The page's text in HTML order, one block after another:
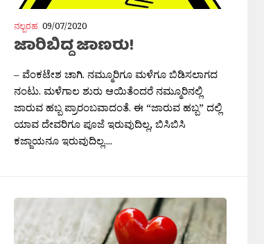
ನಲ್ಬರಹ 09/07/2020
ಜಾರಿಬಿದ್ದ ಜಾಣರು!
– ವೆಂಕಟೇಶ ಚಾಗಿ. ನಮ್ಮೂರಿಗೂ ಮಳೆಗೂ ಬಿಡಿಸಲಾಗದ
ನಂಟು. ಮಳೆಗಾಲ ಶುರು ಆಯಿತೆಂದರೆ ನಮ್ಮೂರಿನಲ್ಲಿ
ಜಾರುವ ಹಬ್ಬ ಪ್ರಾರಂಬವಾದಂತೆ. ಈ “ಜಾರುವ ಹಬ್ಬ” ದಲ್ಲಿ
ಯಾವ ದೇವರಿಗೂ ಪೂಜೆ ಇರುವುದಿಲ್ಲ, ಬಿಸಿಬಿಸಿ
ಕಜ್ಜಾಯನೂ ಇರುವುದಿಲ್ಲ....